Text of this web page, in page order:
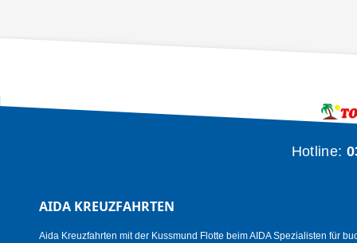
Hotline:
AIDA KREUZFAHRTEN
Aida Kreuzfahrten mit der Kussmund Flotte beim AIDA Spezialisten für